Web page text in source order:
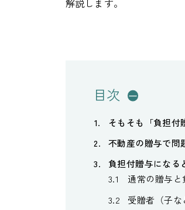
解説します。
目次
そもそも「負担付
不動産の贈与で問
負担付贈与になる
通常の贈与と
受贈者（子な